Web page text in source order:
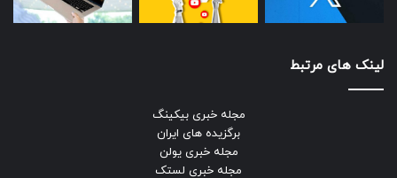
لینک های مرتبط
مجله خبری بیکینگ
برگزیده های ایران
مجله خبری یولن
مجله خبری لستک